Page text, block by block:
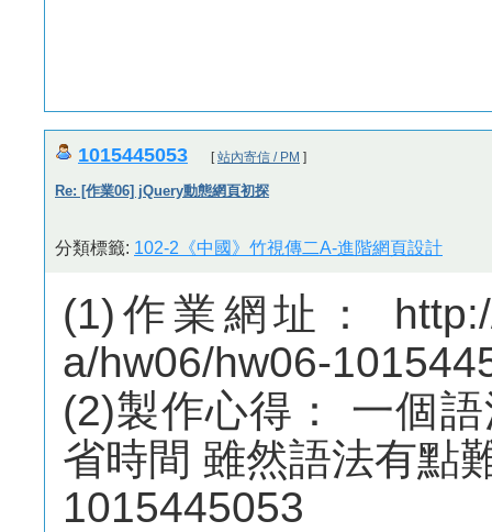
1015445053 [站內寄信 / PM ]
Re: [作業06] jQuery動態網頁初探
分類標籤: 102-2《中國》竹視傳二A-進階網頁設計
(1)作業網址：
a/hw06/hw06-
(2)製作心得： 一個
省時間 雖然語法有點
1015445053